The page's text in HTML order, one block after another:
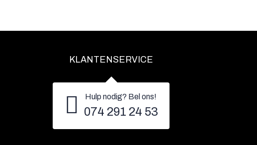
KLANTENSERVICE
Hulp nodig? Bel ons!
074 291 24 53